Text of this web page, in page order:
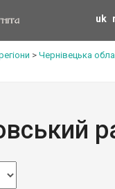
uk
> Чернівецька